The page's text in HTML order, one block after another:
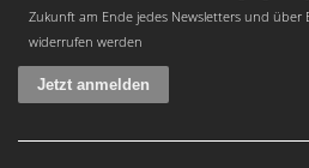
Zukunft am Ende jedes Newsletters und über
widerrufen werden